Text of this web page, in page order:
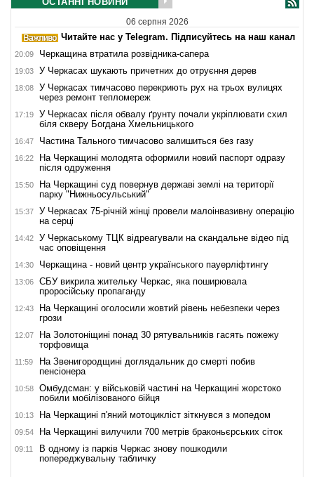
06 серпня 2026
Читайте нас у Telegram. Підписуйтесь на наш канал
20:09 Черкащина втратила розвідника-сапера
19:03 У Черкасах шукають причетних до отруєння дерев
18:08
У Черкасах тимчасово перекриють рух на трьох вулицях
через ремонт тепломереж
17:19
У Черкасах після обвалу ґрунту почали укріплювати схил
біля скверу Богдана Хмельницького
16:47 Частина Тального тимчасово залишиться без газу
16:22
На Черкащині молодята оформили новий паспорт одразу
після одруження
15:50
На Черкащині суд повернув державі землі на території
парку "Нижньосульський"
15:37
У Черкасах 75-річній жінці провели малоінвазивну операцію
на серці
14:42
У Черкаському ТЦК відреагували на скандальне відео під
час оповіщення
14:30 Черкащина - новий центр українського пауерліфтингу
13:06
СБУ викрила жительку Черкас, яка поширювала
проросійську пропаганду
12:43
На Черкащині оголосили жовтий рівень небезпеки через
грози
12:07
На Золотоніщині понад 30 рятувальників гасять пожежу
торфовища
11:59
На Звенигородщині доглядальник до смерті побив
пенсіонера
10:58
Омбудсман: у військовій частині на Черкащині жорстоко
побили мобілізованого бійця
10:13 На Черкащині п'яний мотоцикліст зіткнувся з мопедом
09:54 На Черкащині вилучили 700 метрів браконьєрських сіток
09:11
В одному із парків Черкас знову пошкодили
попереджувальну табличку